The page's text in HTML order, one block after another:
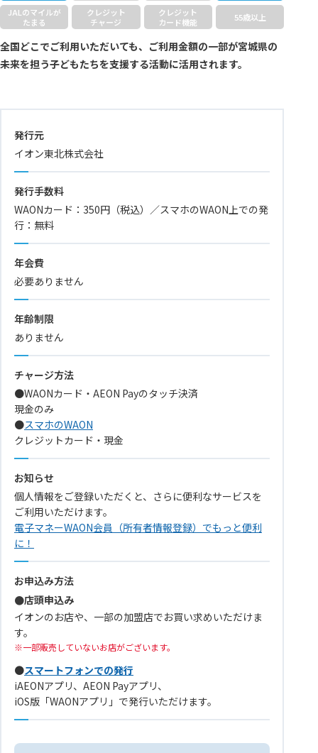
JALのマイルが
たまる
クレジット
チャージ
クレジット
カード機能
55歳以上
全国どこでご利用いただいても、ご利用金額の一部が宮城県の
未来を担う子どもたちを支援する活動に活用されます。
発行元
イオン東北株式会社
発行手数料
WAONカード：350円（税込）／スマホのWAON上での発
行：無料
年会費
必要ありません
年齢制限
ありません
チャージ方法
●WAONカード・AEON Payのタッチ決済
現金のみ
●スマホのWAON
クレジットカード・現金
お知らせ
個人情報をご登録いただくと、さらに便利なサービスを
ご利用いただけます。
電子マネーWAON会員（所有者情報登録）でもっと便利
に！
お申込み方法
●店頭申込み
イオンのお店や、一部の加盟店でお買い求めいただけま
す。
一部販売していないお店がございます。
●スマートフォンでの発行
iAEONアプリ、AEON Payアプリ、
iOS版「WAONアプリ」で発行いただけます。